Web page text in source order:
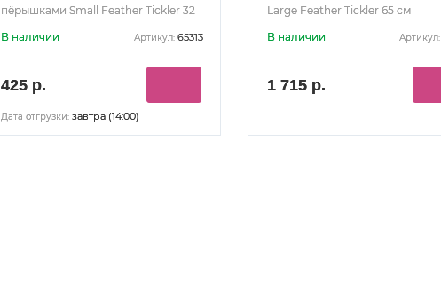
пёрышками Small Feather Tickler 32
В наличии Артикул: 65313
425 р.
Дата отгрузки: завтра (14:00)
Large Feather Tickler 65 см
В наличии
Артикул:
1 715 р.